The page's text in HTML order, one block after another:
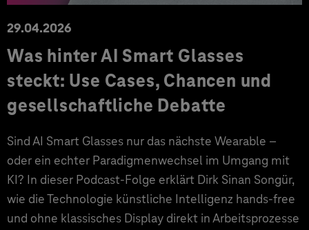
29.04.2026
Was hinter AI Smart Glasses
steckt: Use Cases, Chancen und
gesellschaftliche Debatte
Sind AI Smart Glasses nur das nächste Wearable –
oder ein echter Paradigmenwechsel im Umgang mit
KI? In dieser Podcast-Folge erklärt Dirk Sinan Songür,
wie die Technologie künstliche Intelligenz hands-free
und ohne klassisches Display direkt in Arbeitsprozesse